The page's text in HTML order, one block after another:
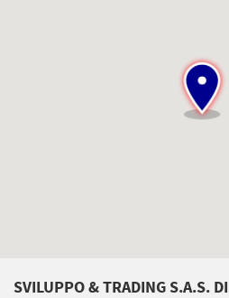
SVILUPPO & TRADING S.A.S.